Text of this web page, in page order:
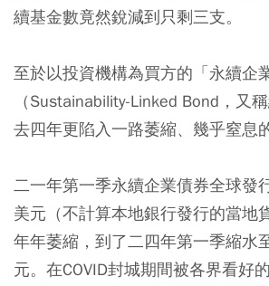
續基金數竟然銳減到只剩三支。
至於以投資機構為買方的「永續企
（Sustainability-Linked Bond，又
去四年更陷入一路萎縮、幾乎窒息
二一年第一季永續企業債券全球發
美元（不計算本地銀行發行的當地
年年萎縮，到了二四年第一季縮
元。在COVID封城期間被各界看好